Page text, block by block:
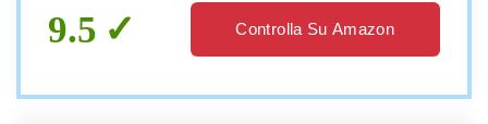
9.5 Controlla Su Amazon